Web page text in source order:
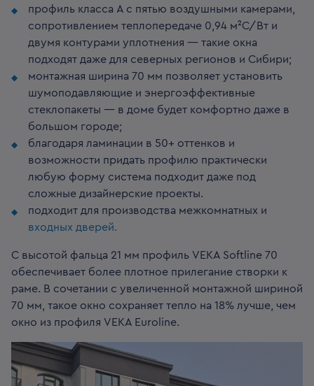
профиль класса A с пятью воздушными камерами,
сопротивлением теплопередаче 0,94 м²С/Вт и
двумя контурами уплотнения — такие окна
подходят даже для северных регионов и Сибири;
монтажная ширина 70 мм позволяет установить
шумоподавляющие и энергоэффективные
стеклопакеты — в доме будет комфортно даже в
большом городе;
благодаря ламинации в 50+ оттенков и
возможности придать профилю практически
любую форму система подходит даже под
сложные дизайнерские проекты.
подходит для производства межкомнатных и
входных дверей.
С высотой фальца 21 мм профиль VEKA Softline 70
обеспечивает более плотное прилегание створки к
раме. В сочетании с увеличенной монтажной шириной
70 мм, такое окно сохраняет тепло на 18% лучше, чем
окно из профиля VEKA Euroline.